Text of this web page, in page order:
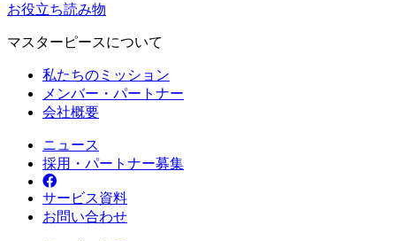
お役立ち読み物
マスターピースについて
私たちのミッション
メンバー・パートナー
会社概要
ニュース
採用・パートナー募集
サービス資料
お問い合わせ